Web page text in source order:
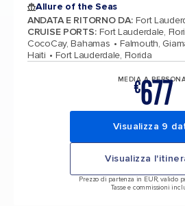
Allure of the Seas
ANDATA E RITORNO DA: Fort
CRUISE PORTS: Fort Lauderdale,
CocoCay, Bahamas
Falmouth,
Haiti
Fort Lauderdale, Florida
MEDIA A
€677
Visualizza 9
Visualizza
Prezzo di partenza in EUR, valido
Tasse e commissioni